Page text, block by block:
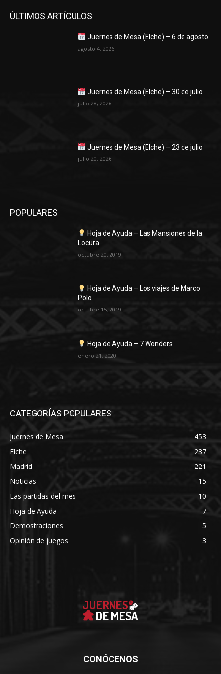
ÚLTIMOS ARTÍCULOS
Juernes de Mesa (Elche) – 6 de agosto
agosto 4, 2026
Juernes de Mesa (Elche) – 30 de julio
julio 28, 2026
Juernes de Mesa (Elche) – 23 de julio
julio 20, 2026
POPULARES
Hoja de Ayuda – Las Mansiones de la
Locura
octubre 20, 2019
Hoja de Ayuda – Los viajes de Marco
Polo
octubre 15, 2019
Hoja de Ayuda – 7 Wonders
enero 21, 2020
CATEGORÍAS POPULARES
Juernes de Mesa
453
Elche
237
Madrid
221
Noticias
15
Las partidas del mes
10
Hoja de Ayuda
7
Demostraciones
5
Opinión de juegos
3
CONÓCENOS